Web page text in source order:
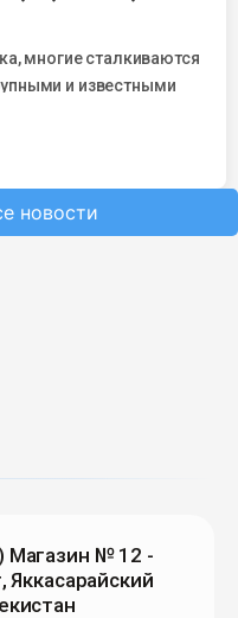
многие сталкиваются
и известными
—...
новости
Магазин № 12 -
Яккасарайский